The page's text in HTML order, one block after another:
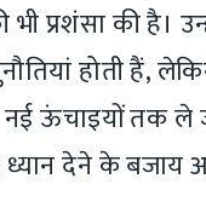
प्रशंसा की है।
होती हैं,
ऊंचाइयों तक ले
देने के बजाय